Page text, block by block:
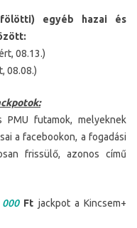
egyéb hazai és
08.13.)
08.08.)
futamok, melyeknek
a facebookon, a fogadási
frissülő, azonos című
Ft jackpot a Kincsem+